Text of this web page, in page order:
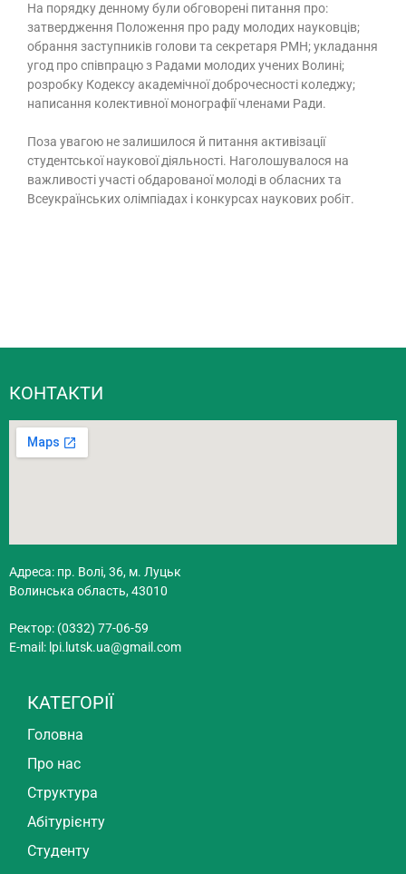
На порядку денному були обговорені питання про:
затвердження Положення про раду молодих науковців;
обрання заступників голови та секретаря РМН; укладання
угод про співпрацю з Радами молодих учених Волині;
розробку Кодексу академічної доброчесності коледжу;
написання колективної монографії членами Ради.
Поза увагою не залишилося й питання активізації
студентської наукової діяльності. Наголошувалося на
важливості участі обдарованої молоді в обласних та
Всеукраїнських олімпіадах і конкурсах наукових робіт.
КОНТАКТИ
Адреса: пр. Волі, 36, м. Луцьк
Волинська область, 43010
Ректор: (0332) 77-06-59
E-mail: lpi.lutsk.ua@gmail.com
КАТЕГОРІЇ
Головна
Про нас
Структура
Абітурієнту
Студенту